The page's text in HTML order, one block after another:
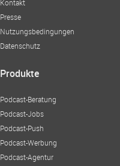
Kontakt
Presse
Nutzungsbedingungen
Datenschutz
Produkte
Podcast-Beratung
Podcast-Jobs
Podcast-Push
Podcast-Werbung
Podcast-Agentur